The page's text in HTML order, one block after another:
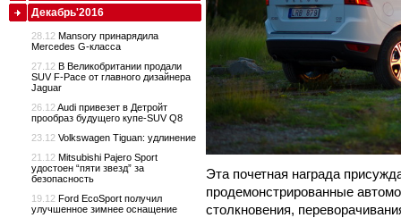
Эта почетная награда
продемонстрированные
столкновения,
Декабрь'2016
28.12 Mansory принарядила
Mercedes G-класса
27.12 В Великобритании продали
SUV F-Pace от главного дизайнера
Jaguar
26.12 Audi привезет в Детройт
прообраз будущего купе-SUV Q8
23.12 Volkswagen Tiguan: удлинение
21.12 Mitsubishi Pajero Sport
удостоен “пяти звезд” за
безопасность
19.12 Ford EcoSport получил
улучшенное зимнее оснащение